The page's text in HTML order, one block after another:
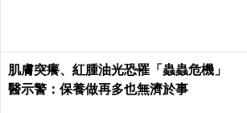
肌膚突癢、紅腫油光恐罹「蟲蟲危機」
醫示警：保養做再多也無濟於事